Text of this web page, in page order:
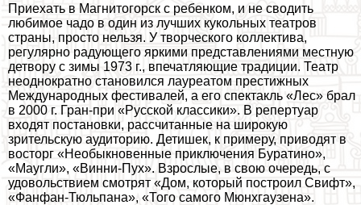
Приехать в Магнитогорск с ребенком, и не сводить
любимое чадо в один из лучших кукольных театров
страны, просто нельзя. У творческого коллектива,
регулярно радующего яркими представлениями местную
детвору с зимы 1973 г., впечатляющие традиции. Театр
неоднократно становился лауреатом престижных
Международных фестивалей, а его спектакль «Лес» брал
в 2000 г. Гран-при «Русской классики». В репертуар
входят постановки, рассчитанные на широкую
зрительскую аудиторию. Детишек, к примеру, приводят в
восторг «Необыкновенные приключения Буратино»,
«Маугли», «Винни-Пух». Взрослые, в свою очередь, с
удовольствием смотрят «Дом, который построил Свифт»,
«Фанфан-Тюльпана», «Того самого Мюнхгаузена».